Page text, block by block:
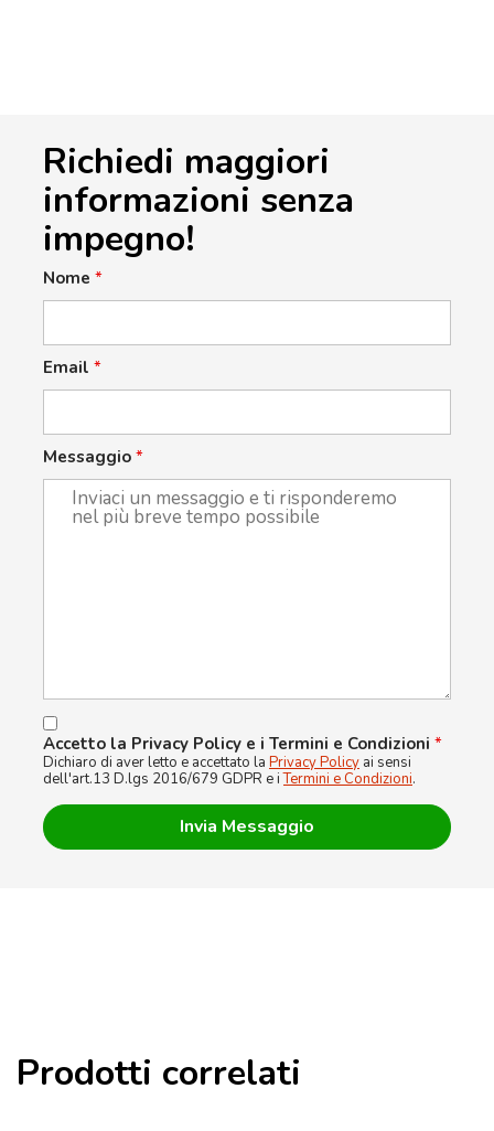
Richiedi maggiori
informazioni senza
impegno!
Nome *
Email *
Messaggio *
Accetto la Privacy Policy e i Termini e Condizioni *
Dichiaro di aver letto e accettato la Privacy Policy ai sensi
dell'art.13 D.lgs 2016/679 GDPR e iTermini e Condizioni.
Prodotti correlati